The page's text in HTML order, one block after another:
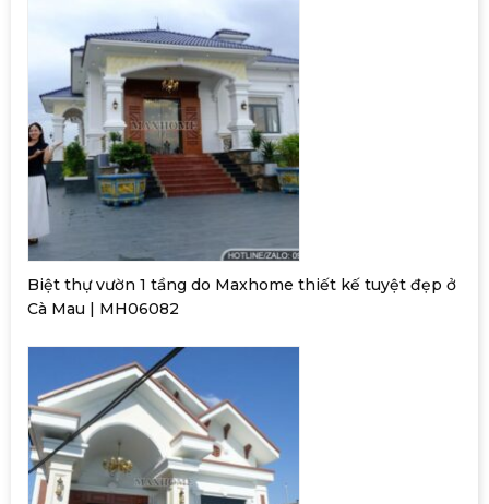
Biệt thự vườn 1 tầng do Maxhome thiết kế tuyệt đẹp ở
Cà Mau | MH06082